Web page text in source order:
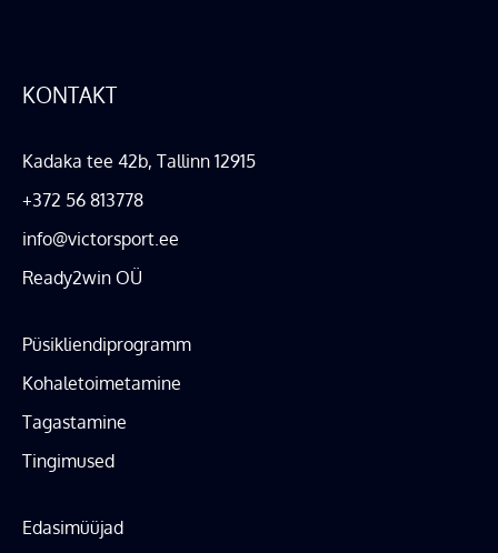
KONTAKT
Kadaka tee 42b, Tallinn 12915
+372 56 813778
info@victorsport.ee
Ready2win OÜ
Püsikliendiprogramm
Kohaletoimetamine
Tagastamine
Tingimused
Edasimüüjad